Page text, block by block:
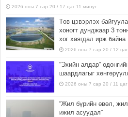
2026 оны 7 сар 20 / 17 цаг 11 минут
Төв цэвэрлэх
хоногт дунджаар 3
хог хаягдал ирж байна
2026 оны 7 сар 20 / 12
“Эхийн алдар”
шаардлагыг
2026 оны 7 сар 20 / 11
“Жил бүрийн өвөл,
ижил асуудал”